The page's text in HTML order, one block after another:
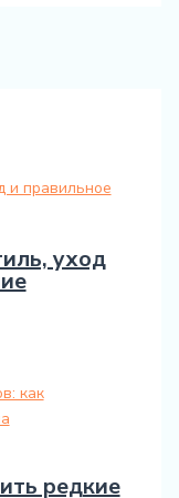
уход
редкие